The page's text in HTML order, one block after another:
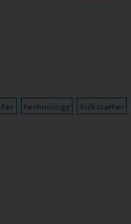
technology kickstarter